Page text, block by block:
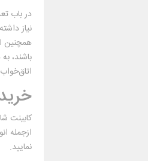
در باب
همچنین
باشند،
کابینت
ازجمله
نمایید.